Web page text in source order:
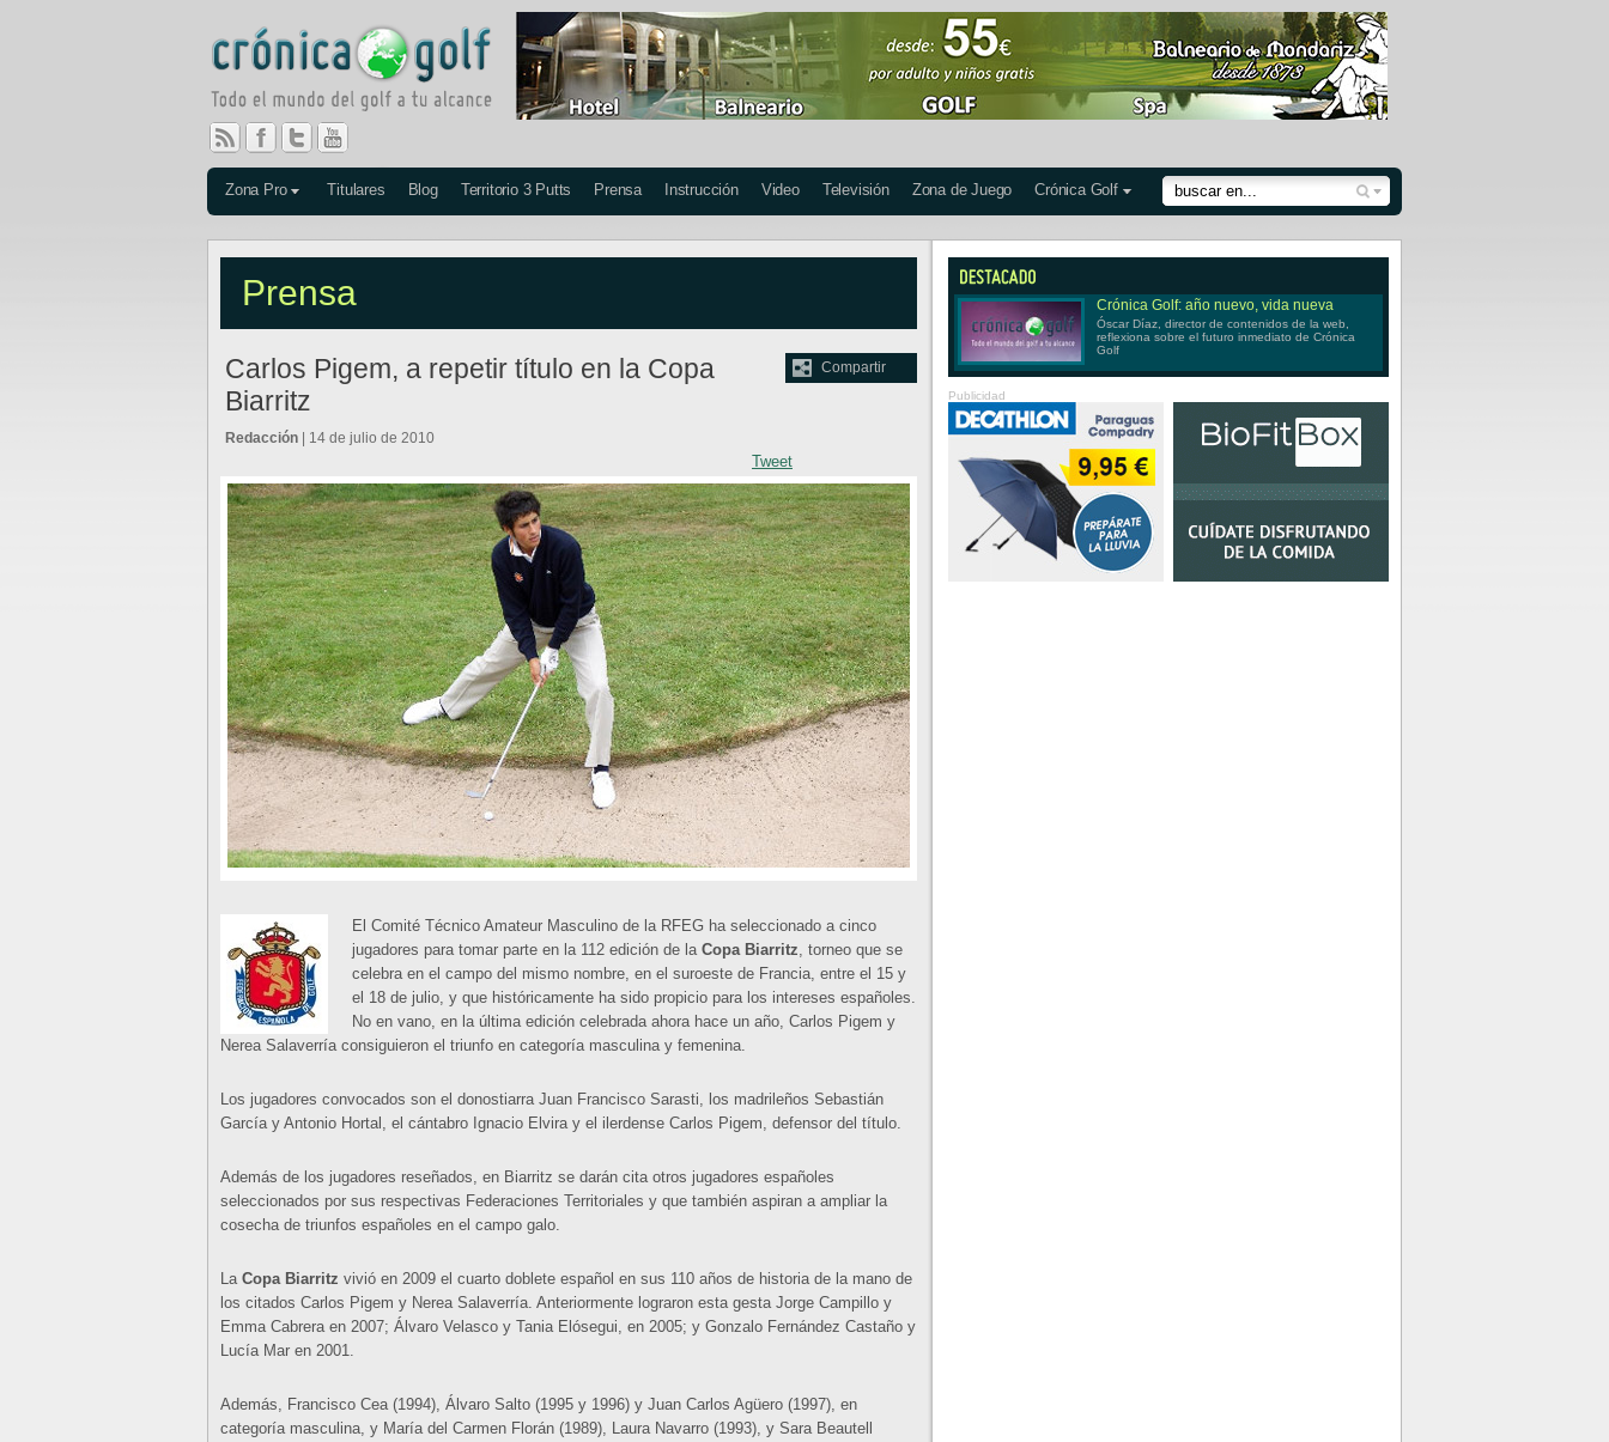
Zona Pro Titulares Blog Territorio 3 Putts Prensa Instrucción Video Televisión Zona de Juego Crónica Golf
Prensa
Compartir
Carlos Pigem, a repetir título en la Copa
Biarritz
Tweet
Redacción | 14 de julio de 2010
El Comité Técnico Amateur Masculino de la RFEG ha seleccionado a cinco
jugadores para tomar parte en la 112 edición de la Copa Biarritz, torneo que se
celebra en el campo del mismo nombre, en el suroeste de Francia, entre el 15 y
el 18 de julio, y que históricamente ha sido propicio para los intereses españoles.
No en vano, en la última edición celebrada ahora hace un año, Carlos Pigem y
Nerea Salaverría consiguieron el triunfo en categoría masculina y femenina.
Los jugadores convocados son el donostiarra Juan Francisco Sarasti, los madrileños Sebastián
García y Antonio Hortal, el cántabro Ignacio Elvira y el ilerdense Carlos Pigem, defensor del título.
Además de los jugadores reseñados, en Biarritz se darán cita otros jugadores españoles
seleccionados por sus respectivas Federaciones Territoriales y que también aspiran a ampliar la
cosecha de triunfos españoles en el campo galo.
La Copa Biarritz vivió en 2009 el cuarto doblete español en sus 110 años de historia de la mano de
los citados Carlos Pigem y Nerea Salaverría. Anteriormente lograron esta gesta Jorge Campillo y
Emma Cabrera en 2007; Álvaro Velasco y Tania Elósegui, en 2005; y Gonzalo Fernández Castaño y
Lucía Mar en 2001.
Además, Francisco Cea (1994), Álvaro Salto (1995 y 1996) y Juan Carlos Agüero (1997), en
categoría masculina, y María del Carmen Florán (1989), Laura Navarro (1993), y Sara Beautell
Crónica Golf: año nuevo, vida nueva
Óscar Díaz, director de contenidos de la web,
reflexiona sobre el futuro inmediato de Crónica
Golf
Publicidad